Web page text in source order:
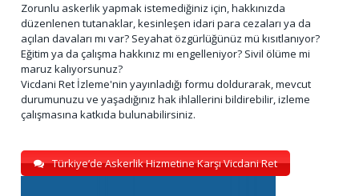
Zorunlu askerlik yapmak istemediğiniz için, hakkınızda
düzenlenen tutanaklar, kesinleşen idari para cezaları ya da
açılan davaları mı var? Seyahat özgürlüğünüz mü kısıtlanıyor?
Eğitim ya da çalışma hakkınız mı engelleniyor? Sivil ölüme mi
maruz kalıyorsunuz?
Vicdani Ret İzleme'nin yayınladığı formu doldurarak, mevcut
durumunuzu ve yaşadığınız hak ihlallerini bildirebilir, izleme
çalışmasına katkıda bulunabilirsiniz.
Türkiye’de Askerlik Hizmetine Karşı Vicdani Ret